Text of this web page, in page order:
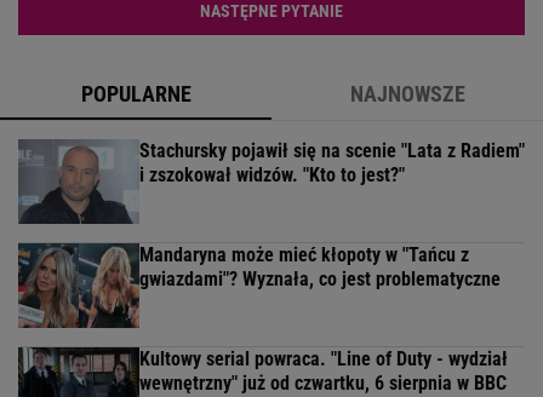
NASTĘPNE PYTANIE
POPULARNE NAJNOWSZE
Stachursky pojawił się na scenie "Lata z Radiem"
i zszokował widzów. "Kto to jest?"
Mandaryna może mieć kłopoty w "Tańcu z
gwiazdami"? Wyznała, co jest problematyczne
Kultowy serial powraca. "Line of Duty - wydział
wewnętrzny" już od czwartku, 6 sierpnia w BBC